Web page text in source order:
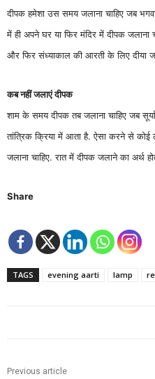
दीपक हमेशा उस समय जलाना चाहिए जब
में ही अपने घर या फिर मंदिर में दीपक जलाना
और फिर संध्याकाल की आरती के लिए दीया
कब नहीं जलाएं दीपक
शाम के समय दीपक तब जलाना चाहिए जब
तांत्रिक क्रिया में आता है. ऐसा करने से कोई
जलाना चाहिए. रात में दीपक जलाने का अर्थ
Share
TAGS evening aarti lamp
Previous article